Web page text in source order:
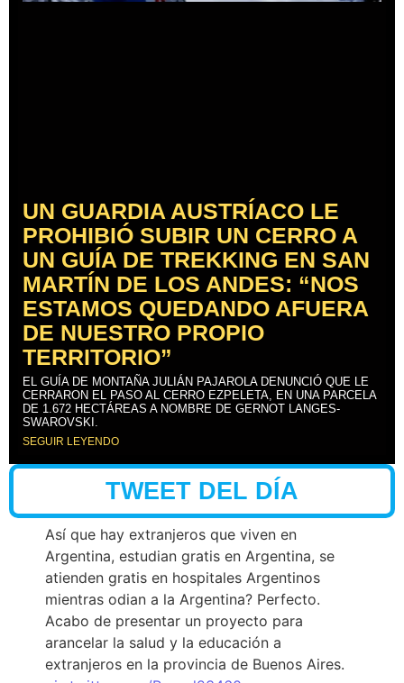
UN GUARDIA AUSTRÍACO LE
PROHIBIÓ SUBIR UN CERRO A
UN GUÍA DE TREKKING EN SAN
MARTÍN DE LOS ANDES: “NOS
ESTAMOS QUEDANDO AFUERA
DE NUESTRO PROPIO
TERRITORIO”
EL GUÍA DE MONTAÑA JULIÁN PAJAROLA DENUNCIÓ QUE LE
CERRARON EL PASO AL CERRO EZPELETA, EN UNA PARCELA
DE 1.672 HECTÁREAS A NOMBRE DE GERNOT LANGES-
SWAROVSKI.
SEGUIR LEYENDO
TWEET DEL DÍA
Así que hay extranjeros que viven en
Argentina, estudian gratis en Argentina, se
atienden gratis en hospitales Argentinos
mientras odian a la Argentina? Perfecto.
Acabo de presentar un proyecto para
arancelar la salud y la educación a
extranjeros en la provincia de Buenos Aires.